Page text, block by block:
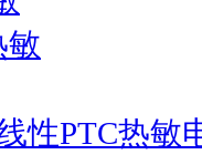
性PTC热敏